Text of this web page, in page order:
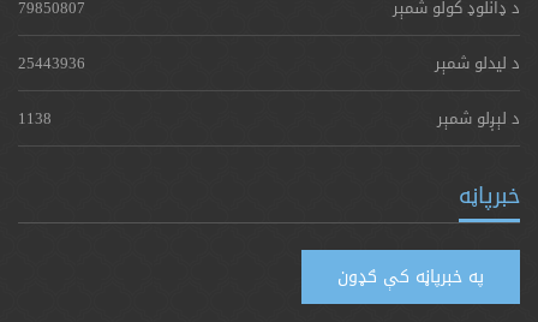
د ډانلوډ کولو شمېر
79850807
د لیدلو شمېر
25443936
د لېږلو شمېر
1138
خبرپاڼه
په خبرپاڼه کې ګډون